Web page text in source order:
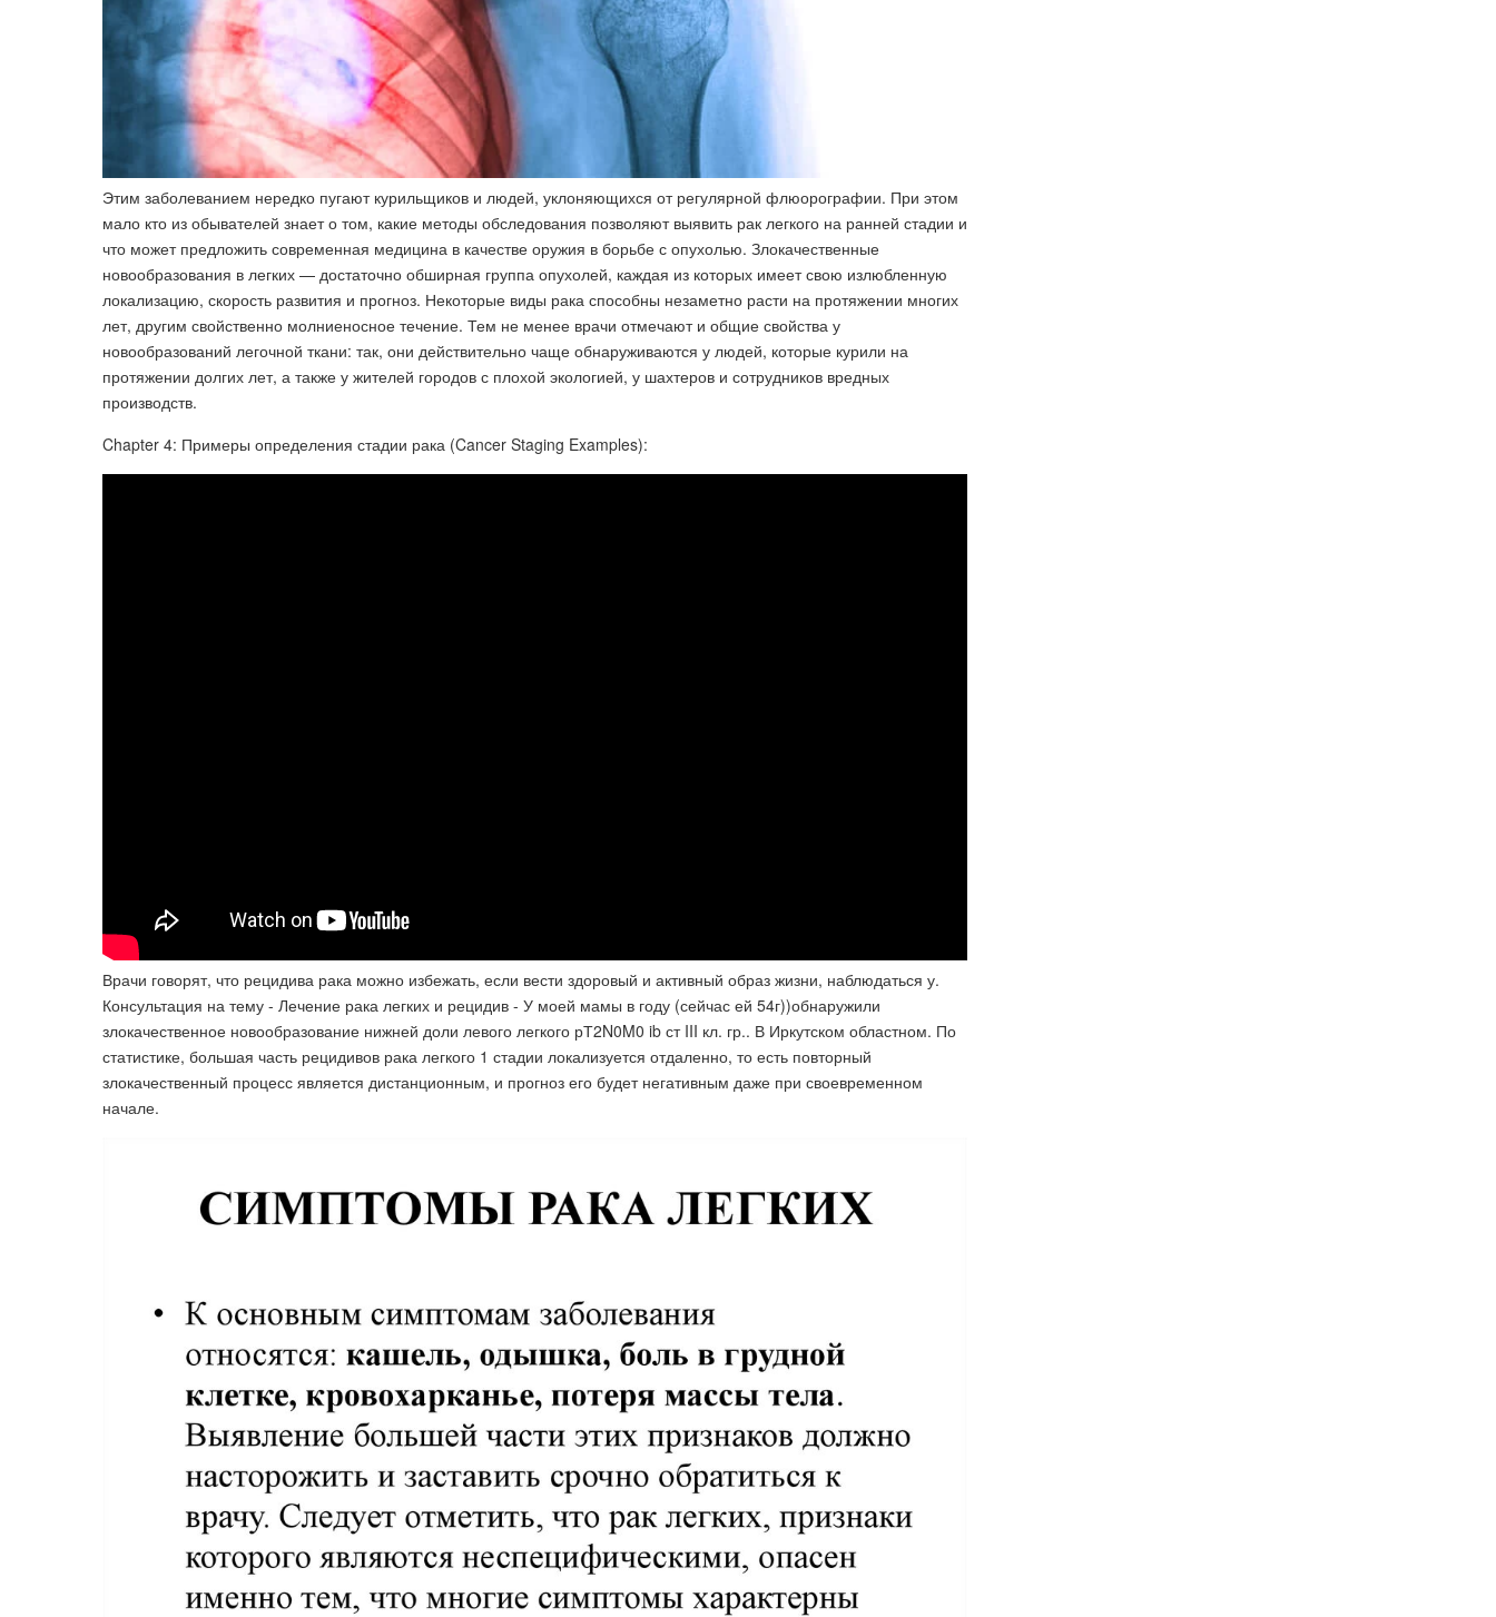
Этим заболеванием нередко пугают курильщиков и людей, уклоняющихся от регулярной флюорографии. При этом
мало кто из обывателей знает о том, какие методы обследования позволяют выявить рак легкого на ранней стадии и
что может предложить современная медицина в качестве оружия в борьбе с опухолью. Злокачественные
новообразования в легких — достаточно обширная группа опухолей, каждая из которых имеет свою излюбленную
локализацию, скорость развития и прогноз. Некоторые виды рака способны незаметно расти на протяжении многих
лет, другим свойственно молниеносное течение. Тем не менее врачи отмечают и общие свойства у
новообразований легочной ткани: так, они действительно чаще обнаруживаются у людей, которые курили на
протяжении долгих лет, а также у жителей городов с плохой экологией, у шахтеров и сотрудников вредных
производств.
Chapter 4: Примеры определения стадии рака (Cancer Staging Examples):
Врачи говорят, что рецидива рака можно избежать, если вести здоровый и активный образ жизни, наблюдаться у.
Консультация на тему - Лечение рака легких и рецидив - У моей мамы в году (сейчас ей 54г))обнаружили
злокачественное новообразование нижней доли левого легкого рТ2N0M0 ib ст III кл. гр.. В Иркутском областном. По
статистике, большая часть рецидивов рака легкого 1 стадии локализуется отдаленно, то есть повторный
злокачественный процесс является дистанционным, и прогноз его будет негативным даже при своевременном
начале.